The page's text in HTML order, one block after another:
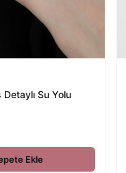
Su Yolu
Ekle